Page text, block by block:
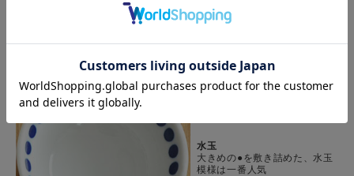
水玉
大きめの●を敷き詰めた、水玉
模様は一番人気